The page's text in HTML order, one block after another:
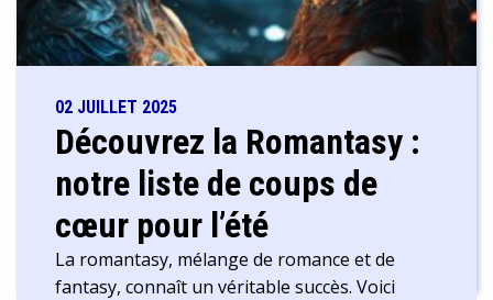
02 JUILLET 2025
Découvrez la Romantasy :
notre liste de coups de
cœur pour l’été
La romantasy, mélange de romance et de
fantasy, connaît un véritable succès. Voici